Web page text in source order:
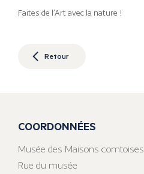
Faites de l’Art avec la nature !
Retour
COORDONNÉES
Musée des Maisons comtoises
Rue du musée